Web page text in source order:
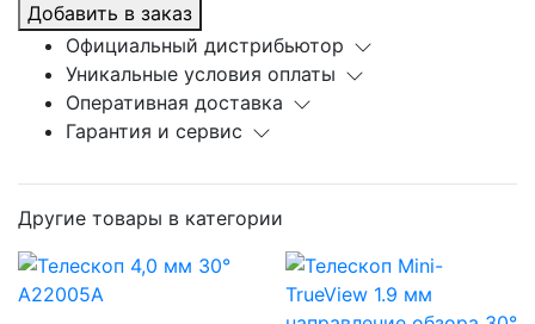
Добавить в заказ
Официальный дистрибьютор
Уникальные условия оплаты
Оперативная доставка
Гарантия и сервис
Другие товары в категории
A22005A